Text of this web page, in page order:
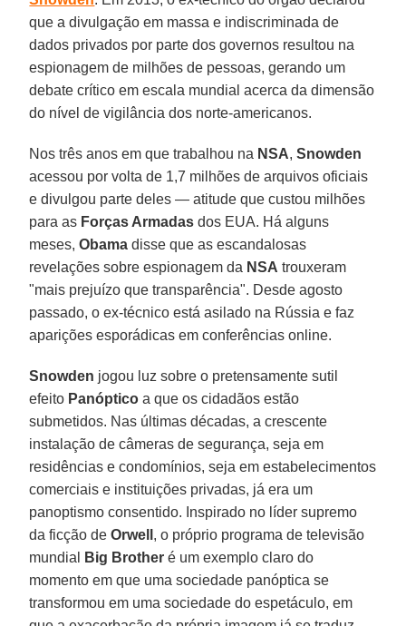
que a divulgação em massa e indiscriminada de
dados privados por parte dos governos resultou na
espionagem de milhões de pessoas, gerando um
debate crítico em escala mundial acerca da dimensão
do nível de vigilância dos norte-americanos.
Nos três anos em que trabalhou na NSA,Snowden
acessou por volta de 1,7 milhões de arquivos oficiais
e divulgou parte deles — atitude que custou milhões
para as Forças Armadas dos EUA. Há alguns
meses,Obama disse que as escandalosas
revelações sobre espionagem da NSA trouxeram
"mais prejuízo que transparência". Desde agosto
passado, o ex-técnico está asilado na Rússia e faz
aparições esporádicas em conferências online.
Snowden jogou luz sobre o pretensamente sutil
efeito Panóptico a que os cidadãos estão
submetidos. Nas últimas décadas, a crescente
instalação de câmeras de segurança, seja em
residências e condomínios, seja em estabelecimentos
comerciais e instituições privadas, já era um
panoptismo consentido. Inspirado no líder supremo
da ficção deOrwell , o próprio programa de televisão
mundial
Big Brother é um exemplo claro do
momento em que uma sociedade panóptica se
transformou em uma sociedade do espetáculo, em